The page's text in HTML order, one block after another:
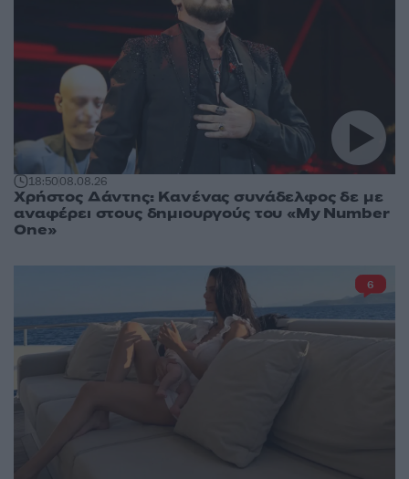
18:5008.08.26
Χρήστος Δάντης: Κανένας συνάδελφος δε με
αναφέρει στους δημιουργούς του «My Number
One»
6